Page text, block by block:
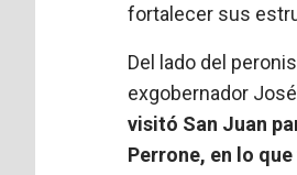
fortalecer sus
Del lado del
exgobernador
visitó San Juan
Perrone, en lo